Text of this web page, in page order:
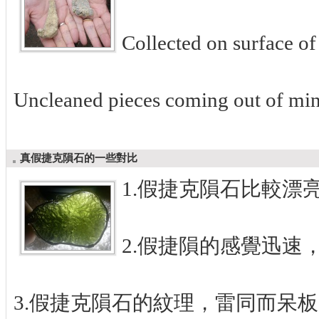
Collected on surface
Uncleaned pieces coming out of
真假捷克隕石的一些對比
1.假捷克隕石比較漂
2.假捷隕的感覺迅速
3.假捷克隕石的紋理，雷同而呆